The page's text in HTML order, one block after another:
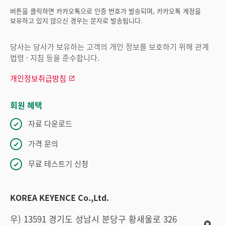
버튼을 클릭하면 카카오톡으로 인증 번호가 발송되며, 카카오톡 계정을
보유하고 있지 않으신 경우는 문자로 발송됩니다.
당사는 당사가 보유하는 고객의 개인 정보를 보호하기 위해 관계
법령 · 지침 등을 준수합니다.
개인정보취급방침
회원 혜택
자료 다운로드
가격 문의
무료 테스트기 신청
KOREA KEYENCE Co.,Ltd.
우) 13591 경기도 성남시 분당구 황새울로 326